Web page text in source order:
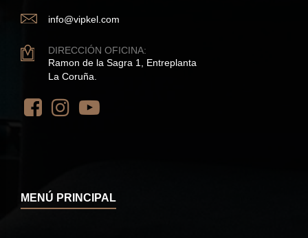
info@vipkel.com
DIRECCIÓN OFICINA:
Ramon de la Sagra 1, Entreplanta
La Coruña.
MENÚ PRINCIPAL